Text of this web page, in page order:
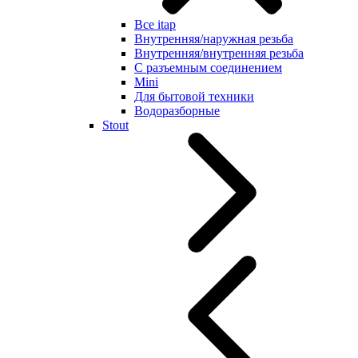
Все itap
Внутренняя/наружная резьба
Внутренняя/внутренняя резьба
С разъемным соединением
Mini
Для бытовой техники
Водоразборные
Stout